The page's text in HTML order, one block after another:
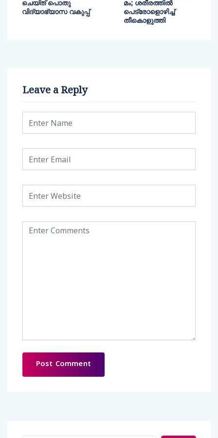
ചെയ്ത് പൊതു
വിദ്യാഭ്യാസ വകുപ്പ്
മം; ശരീരത്തിൽ
പെട്രോളൊഴിച്ച്
തീകൊളുത്തി
Leave a Reply